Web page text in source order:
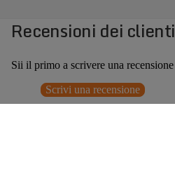
Recensioni dei clienti
Sii il primo a scrivere una recensione
Scrivi una recensione